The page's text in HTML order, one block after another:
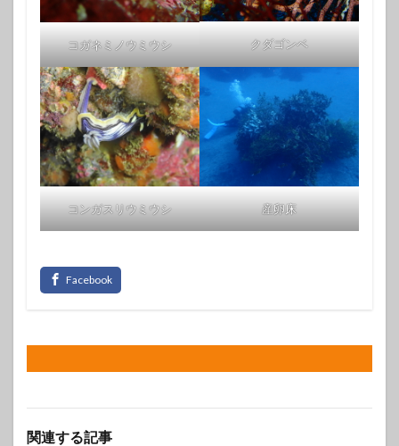
コガネミノウミウシ クダゴンベ
コンガスリウミウシ 産卵床
関連する記事